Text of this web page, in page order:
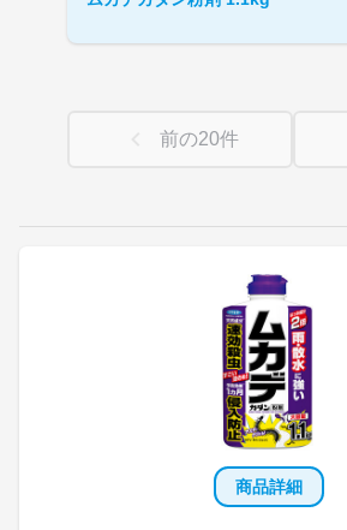
商品詳細
前の20件